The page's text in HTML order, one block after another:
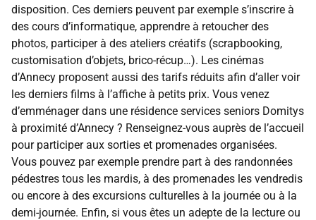
disposition. Ces derniers peuvent par exemple s’inscrire à
des cours d’informatique, apprendre à retoucher des
photos, participer à des ateliers créatifs (scrapbooking,
customisation d’objets, brico-récup…). Les cinémas
d’Annecy proposent aussi des tarifs réduits afin d’aller voir
les derniers films à l’affiche à petits prix. Vous venez
d’emménager dans une résidence services seniors Domitys
à proximité d’Annecy ? Renseignez-vous auprès de l’accueil
pour participer aux sorties et promenades organisées.
Vous pouvez par exemple prendre part à des randonnées
pédestres tous les mardis, à des promenades les vendredis
ou encore à des excursions culturelles à la journée ou à la
demi-journée. Enfin, si vous êtes un adepte de la lecture ou